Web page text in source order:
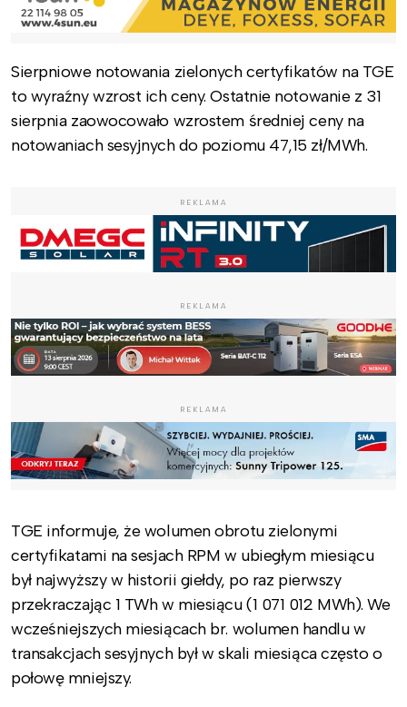
Sierpniowe notowania zielonych certyfikatów na TGE
to wyraźny wzrost ich ceny. Ostatnie notowanie z 31
sierpnia zaowocowało wzrostem średniej ceny na
notowaniach sesyjnych do poziomu 47,15 zł/MWh.
REKLAMA
REKLAMA
REKLAMA
TGE informuje, że wolumen obrotu zielonymi
certyfikatami na sesjach RPM w ubiegłym miesiącu
był najwyższy w historii giełdy, po raz pierwszy
przekraczając 1 TWh w miesiącu (1 071 012 MWh). We
wcześniejszych miesiącach br. wolumen handlu w
transakcjach sesyjnych był w skali miesiąca często o
połowę mniejszy.